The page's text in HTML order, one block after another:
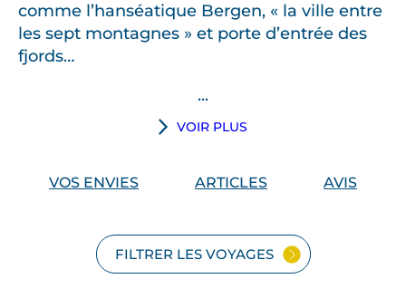
comme l’hanséatique Bergen, « la ville entre
les sept montagnes » et porte d’entrée des
fjords…
...
VOIR PLUS
VOS ENVIES ARTICLES AVIS
FILTRER LES VOYAGES